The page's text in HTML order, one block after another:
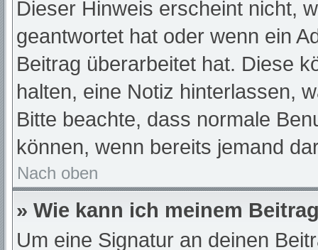
Dieser Hinweis erscheint nicht,
geantwortet hat oder wenn ein
Beitrag überarbeitet hat. Diese
halten, eine Notiz hinterlassen,
Bitte beachte, dass normale
können, wenn bereits jemand
Nach oben
» Wie kann ich meinem
Um eine Signatur an deinen